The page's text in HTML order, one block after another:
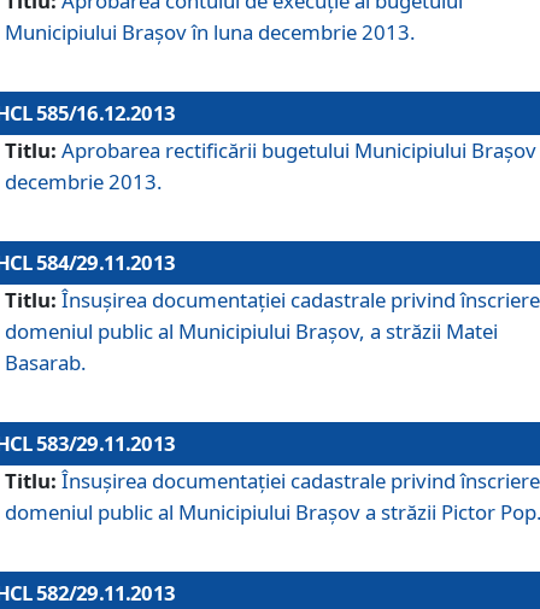
Municipiului Braşov în luna decembrie 2013.
585/16.12.2013
Titlu: Aprobarea rectificării bugetului Municipiului Braşov
decembrie 2013.
584/29.11.2013
Titlu: Însuşirea documentaţiei cadastrale privind
domeniul public al Municipiului Braşov, a străzii Matei
Basarab.
583/29.11.2013
Titlu: Însuşirea documentaţiei cadastrale privind
domeniul public al Municipiului Braşov a străzii Pictor
582/29.11.2013